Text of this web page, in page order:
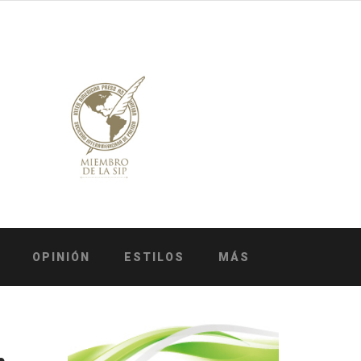
OPINIÓN ESTILOS MÁS